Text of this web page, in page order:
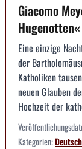
Giacomo
Eine einzige
der
Katholiken
neuen Glauben
Hochzeit der
Kategorien: